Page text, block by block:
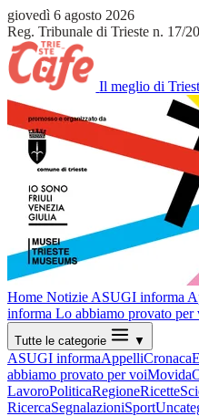
giovedì 6 agosto 2026
Reg. Tribunale di Trieste n. 17/
Il meglio di
Home Notizie ASUGI informa
informa Lo abbiamo provato per
Tutte le categorie ▼
ASUGI informaAppelliCronaca
abbiamo provato per voiMovida
LavoroPoliticaRegioneRicette
RicercaSegnalazioniSport